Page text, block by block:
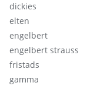
dickies
elten
engelbert
engelbert strauss
fristads
gamma